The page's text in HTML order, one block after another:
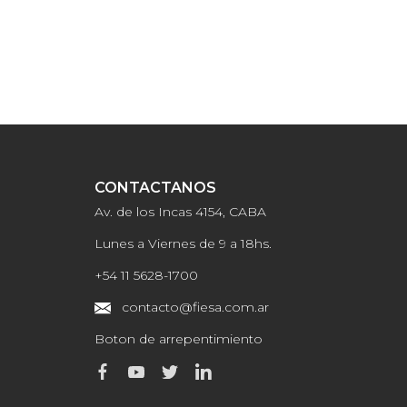
CONTACTANOS
Av. de los Incas 4154, CABA
Lunes a Viernes de 9 a 18hs.
+54 11 5628-1700
contacto@fiesa.com.ar
Boton de arrepentimiento